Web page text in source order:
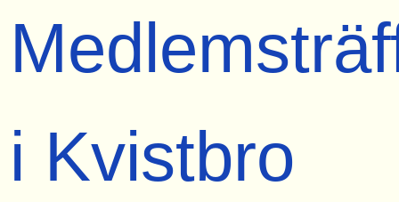
i Kvistbro